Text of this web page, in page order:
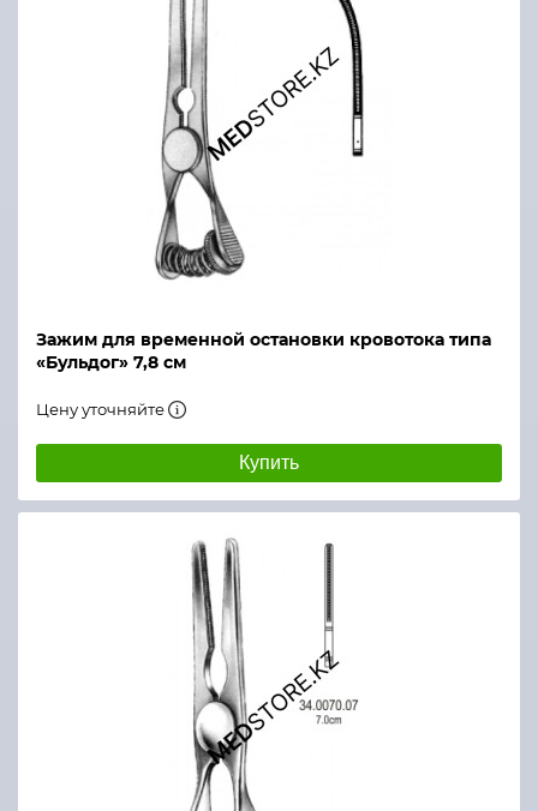
Зажим для временной остановки кровотока типа
«Бульдог» 7,8 см
Цену уточняйте
Купить